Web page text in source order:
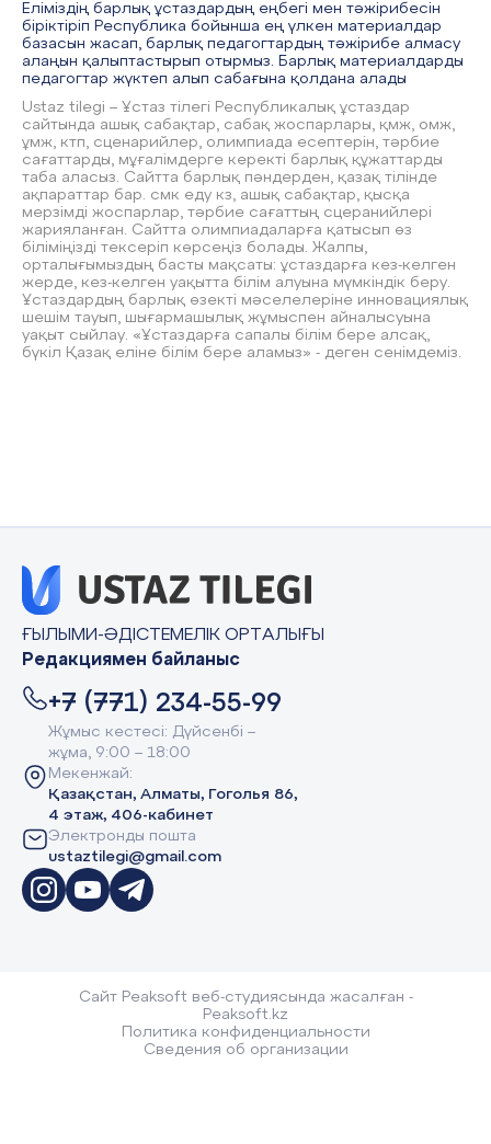
Еліміздің барлық ұстаздардың еңбегі мен тәжірибесін
біріктіріп Республика бойынша ең үлкен материалдар
базасын жасап, барлық педагогтардың тәжірибе алмасу
алаңын қалыптастырып отырмыз. Барлық материалдарды
педагогтар жүктеп алып сабағына қолдана алады
Ustaz tilegi – Ұстаз тілегі Республикалық ұстаздар
сайтында ашық сабақтар, сабақ жоспарлары, қмж, омж,
ұмж, ктп, сценарийлер, олимпиада есептерін, тәрбие
сағаттарды, мұғалімдерге керекті барлық құжаттарды
таба аласыз. Сайтта барлық пәндерден, қазақ тілінде
ақпараттар бар. смк еду кз, ашық сабақтар, қысқа
мерзімді жоспарлар, тәрбие сағаттың сцеранийлері
жарияланған. Сайтта олимпиадаларға қатысып өз
біліміңізді тексеріп көрсеңіз болады. Жалпы,
орталығымыздың басты мақсаты: ұстаздарға кез-келген
жерде, кез-келген уақытта білім алуына мүмкіндік беру.
Ұстаздардың барлық өзекті мәселелеріне инновациялық
шешім тауып, шығармашылық жұмыспен айналысуына
уақыт сыйлау. «Ұстаздарға сапалы білім бере алсақ,
бүкіл Қазақ еліне білім бере аламыз» - деген сенімдеміз.
ҒЫЛЫМИ-ӘДІСТЕМЕЛІК ОРТАЛЫҒЫ
Редакциямен байланыс
+7 (771) 234-55-99
Жұмыс кестесі: Дүйсенбі –
жұма, 9:00 – 18:00
Мекенжай:
Қазақстан, Алматы, Гоголья 86,
4 этаж, 406-кабинет
Электронды пошта
ustaztilegi@gmail.com
Сайт Peaksoft веб-студиясында жасалған -
Peaksoft.kz
Политика конфиденциальности
Сведения об организации